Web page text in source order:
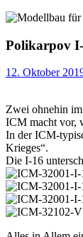
to
Polikarpov
12. Oktober
Zwei ohnehin
ICM macht vor,
In der ICM-
Krieges“.
Die I-16